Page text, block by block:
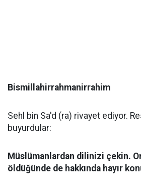
Bismillahirrahmanirrahim
Sehl bin Sa'd (ra) rivayet ediyor.
buyurdular:
Müslümanlardan dilinizi çekin.
öldüğünde de hakkında hayır